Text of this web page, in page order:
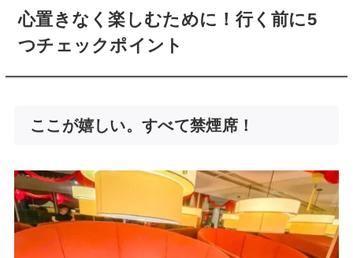
心置きなく楽しむために！行く前に5
つチェックポイント
ここが嬉しい。すべて禁煙席！